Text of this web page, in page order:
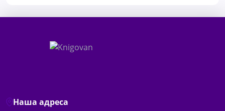
Наша адреса